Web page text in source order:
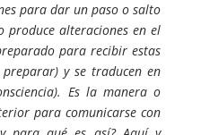
para dar un paso o salto
produce alteraciones en el
para recibir estas
y se traducen en
Es la manera o
para comunicarse con